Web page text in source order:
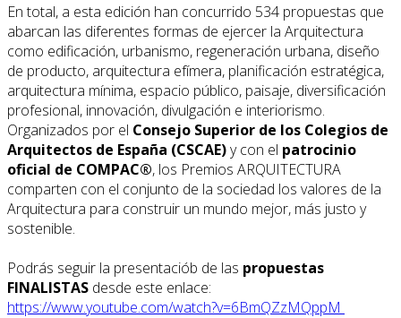
En total, a esta edición han concurrido 534 propuestas que
abarcan las diferentes formas de ejercer la Arquitectura
como edificación, urbanismo, regeneración urbana, diseño
de producto, arquitectura efímera, planificación estratégica,
arquitectura mínima, espacio público, paisaje, diversificación
profesional, innovación, divulgación e interiorismo.
Organizados por el Consejo Superior de los Colegios de
Arquitectos de España (CSCAE)y con el patrocinio
oficial de COMPAC®, los Premios ARQUITECTURA
comparten con el conjunto de la sociedad los valores de la
Arquitectura para construir un mundo mejor, más justo y
sostenible.
Podrás seguir la presentaciób de las propuestas
FINALISTAS desde este enlace:
https://www.youtube.com/watch?v=6BmQZzMQppM